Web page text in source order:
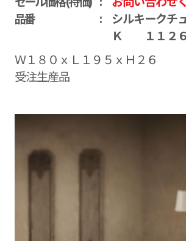
品番
シルキークチ
Ｋ １１２
Ｗ１８０ｘＬ１９５ｘＨ２６
受注生産品